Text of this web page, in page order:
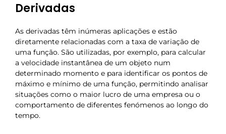
Derivadas
As derivadas têm inúmeras aplicações e estão
diretamente relacionadas com a taxa de variação de
uma função. São utilizadas, por exemplo, para calcular
a velocidade instantânea de um objeto num
determinado momento e para identificar os pontos de
máximo e mínimo de uma função, permitindo analisar
situações como o maior lucro de uma empresa ou o
comportamento de diferentes fenómenos ao longo do
tempo.